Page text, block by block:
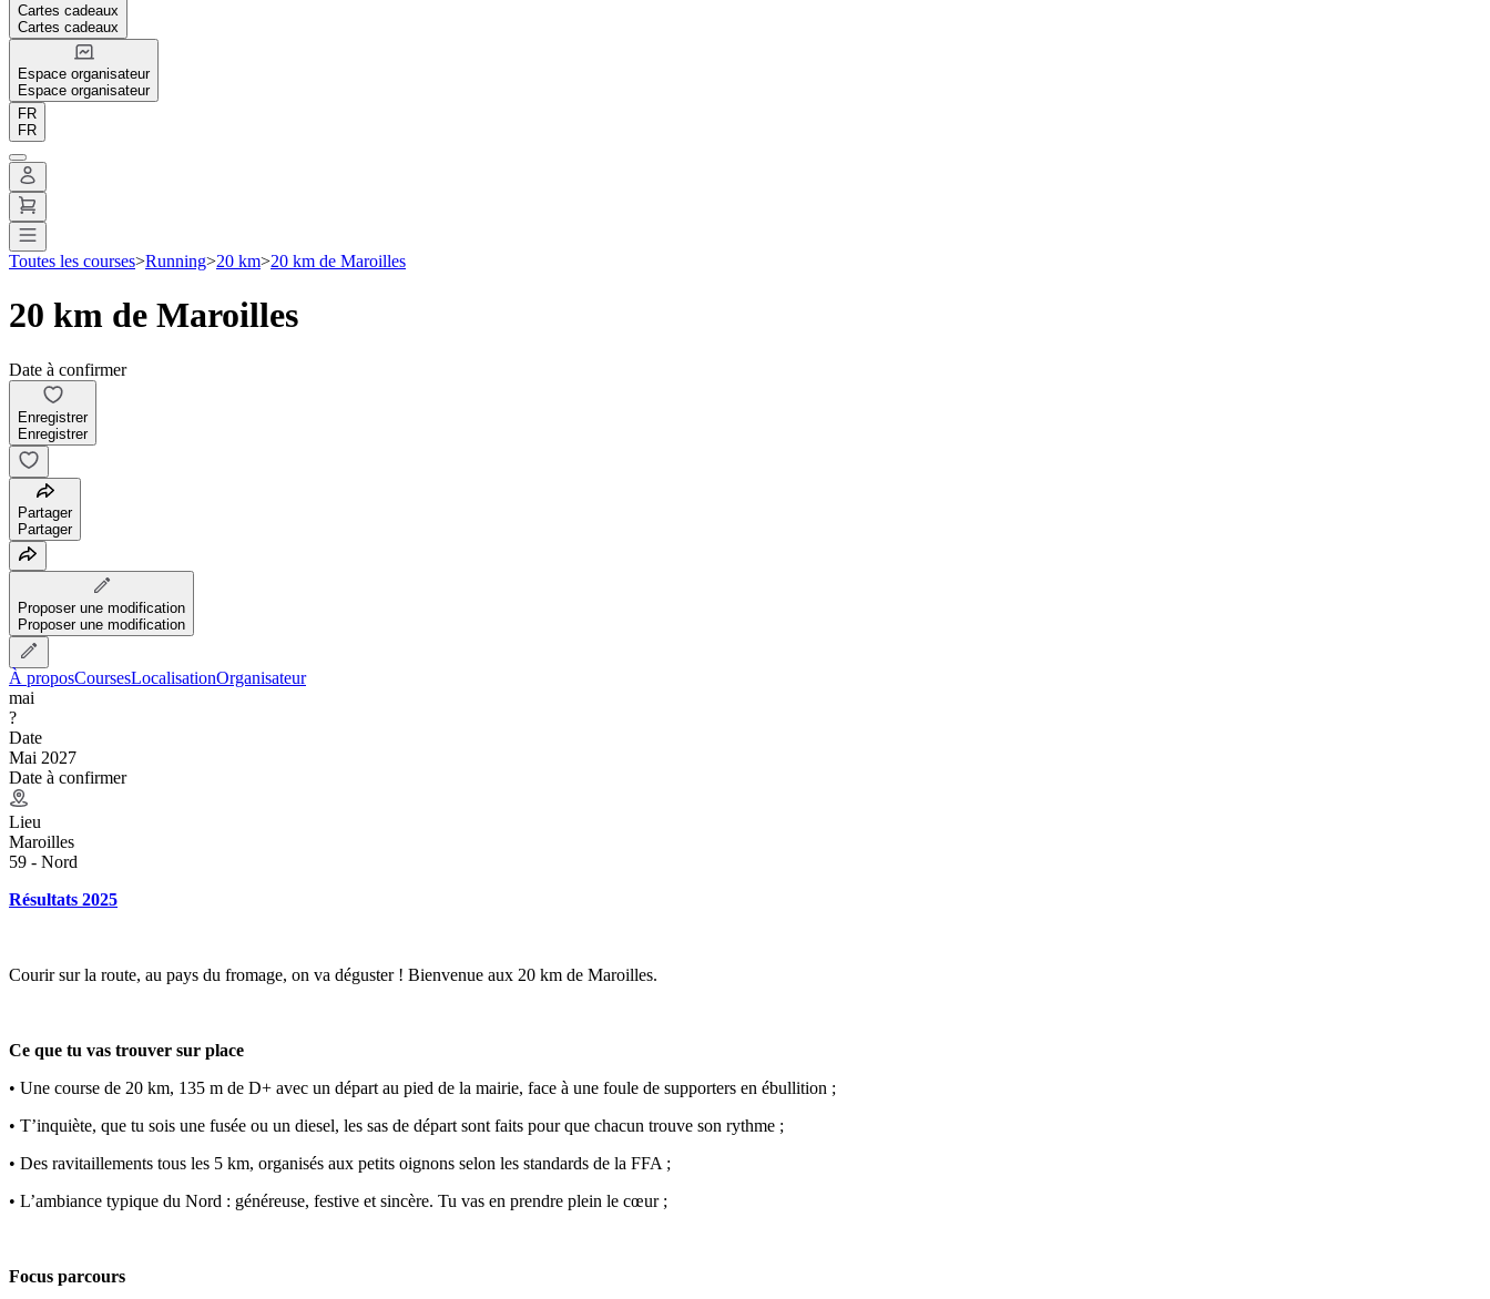
Cartes cadeaux
Cartes cadeaux
Espace organisateur
Espace organisateur
FR
FR
Toutes les courses>Running>20 km>20 km de Maroilles
20 km de Maroilles
Date à confirmer
Enregistrer
Enregistrer
Partager
Partager
Proposer une modification
Proposer une modification
À proposCoursesLocalisationOrganisateur
mai
?
Date
Mai 2027
Date à confirmer
Lieu
Maroilles
59 - Nord
Résultats 2025
Courir sur la route, au pays du fromage, on va déguster ! Bienvenue aux 20 km de Maroilles.
Ce que tu vas trouver sur place
• Une course de 20 km, 135 m de D+ avec un départ au pied de la mairie, face à une foule de supporters en ébullition ;
• T’inquiète, que tu sois une fusée ou un diesel, les sas de départ sont faits pour que chacun trouve son rythme ;
• Des ravitaillements tous les 5 km, organisés aux petits oignons selon les standards de la FFA ;
• L’ambiance typique du Nord : généreuse, festive et sincère. Tu vas en prendre plein le cœur ;
Focus parcours